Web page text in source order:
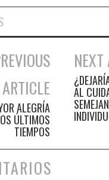
de entradas
ARTICLE
ALEGRÍA
ÚLTIMOS
TIEMPOS
AL